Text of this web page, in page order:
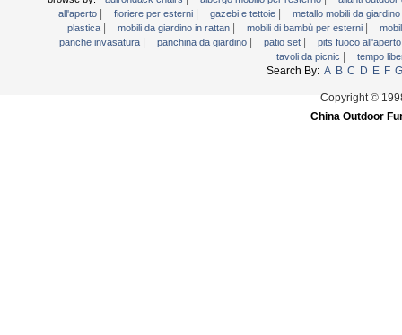
all'aperto
fioriere per esterni gazebi e tettoie
metallo mobili da giardino
plastica
mobili da giardino in rattan mobili di bambù per esterni
panche invasatura
panchina da giardino patio set
pits fuoco
tavoli da picnic
tempo
Search By: A B C D E F G
Copyright ©
China Outdoor